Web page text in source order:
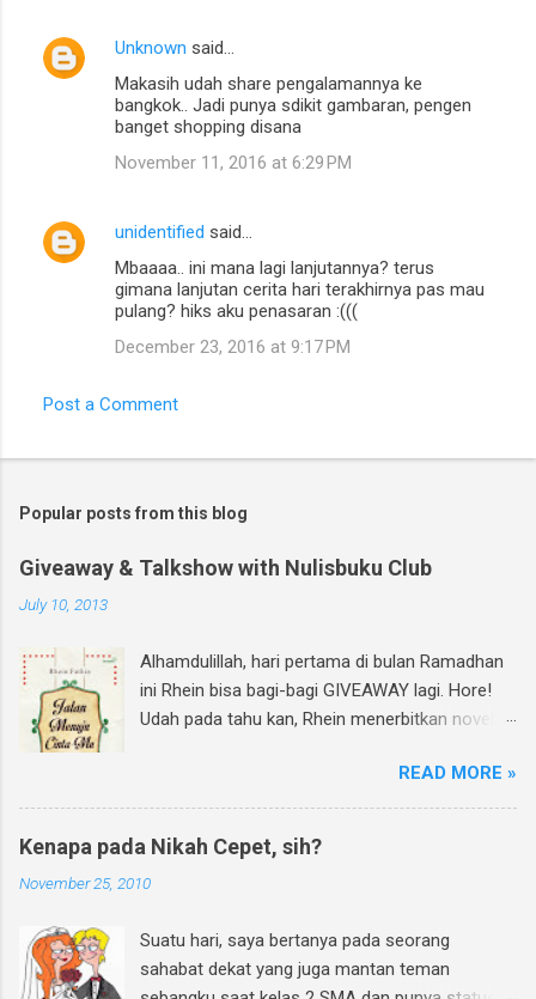
Unknown said…
Makasih udah share pengalamannya ke
bangkok.. Jadi punya sdikit gambaran, pengen
banget shopping disana
November 11, 2016 at 6:29 PM
unidentified said…
Mbaaaa.. ini mana lagi lanjutannya? terus
gimana lanjutan cerita hari terakhirnya pas mau
pulang? hiks aku penasaran :(((
December 23, 2016 at 9:17 PM
Post a Comment
Popular posts from this blog
Giveaway & Talkshow with Nulisbuku Club
July 10, 2013
Alhamdulillah, hari pertama di bulan Ramadhan
ini Rhein bisa bagi-bagi GIVEAWAY lagi. Hore!
Udah pada tahu kan, Rhein menerbitkan novel
beredar di toko buku, termasuk di beberapa
toko buku online. Bagi yang mau tahu behind
the scene pembuatan novel yang di re-cover
dan re-publish ini, bisa baca curhatan Rhein di
sini . Again, my novel re-published! :D Untuk
Follow twitter @rheinfathia dan Like Fan Page
Rhein Fathia Twitpic cover novel " Jalan Menuju
READ MORE »
Kenapa pada Nikah Cepet, sih?
November 25, 2010
Suatu hari, saya bertanya pada seorang
sahabat dekat yang juga mantan teman